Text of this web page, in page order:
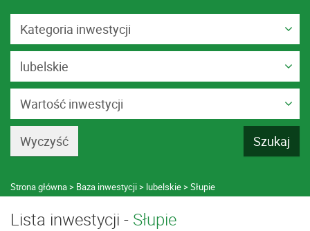
Kategoria inwestycji
lubelskie
Wartość inwestycji
Strona główna Baza inwestycji lubelskie Słupie
Lista inwestycji - Słupie